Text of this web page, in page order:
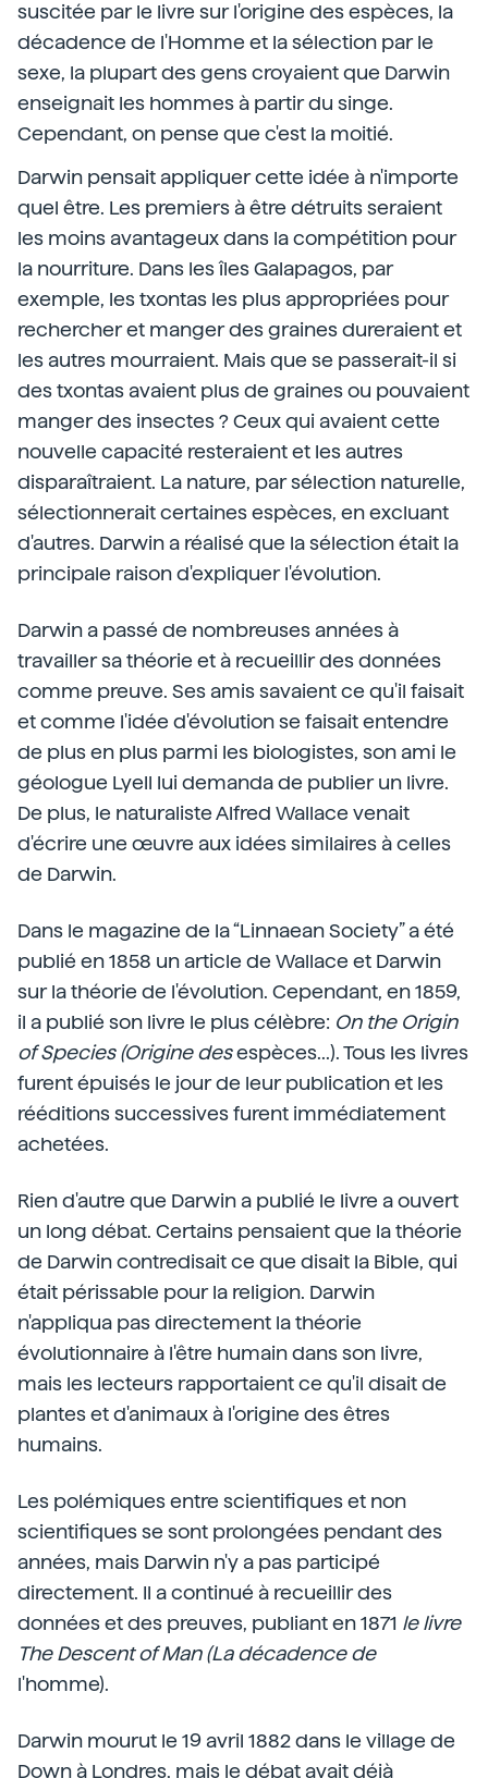
suscitée par le livre sur l'origine des espèces, la
décadence de l'Homme et la sélection par le
sexe, la plupart des gens croyaient que Darwin
enseignait les hommes à partir du singe.
Cependant, on pense que c'est la moitié.
Darwin pensait appliquer cette idée à n'importe
quel être. Les premiers à être détruits seraient
les moins avantageux dans la compétition pour
la nourriture. Dans les îles Galapagos, par
exemple, les txontas les plus appropriées pour
rechercher et manger des graines dureraient et
les autres mourraient. Mais que se passerait-il si
des txontas avaient plus de graines ou pouvaient
manger des insectes ? Ceux qui avaient cette
nouvelle capacité resteraient et les autres
disparaîtraient. La nature, par sélection naturelle,
sélectionnerait certaines espèces, en excluant
d'autres. Darwin a réalisé que la sélection était la
principale raison d'expliquer l'évolution.
Darwin a passé de nombreuses années à
travailler sa théorie et à recueillir des données
comme preuve. Ses amis savaient ce qu'il faisait
et comme l'idée d'évolution se faisait entendre
de plus en plus parmi les biologistes, son ami le
géologue Lyell lui demanda de publier un livre.
De plus, le naturaliste Alfred Wallace venait
d'écrire une œuvre aux idées similaires à celles
de Darwin.
Dans le magazine de la “Linnaean Society” a été
publié en 1858 un article de Wallace et Darwin
sur la théorie de l'évolution. Cependant, en 1859,
il a publié son livre le plus célèbre: On the Origin
of Species (Origine desespèces...). Tous les livres
furent épuisés le jour de leur publication et les
rééditions successives furent immédiatement
achetées.
Rien d'autre que Darwin a publié le livre a ouvert
un long débat. Certains pensaient que la théorie
de Darwin contredisait ce que disait la Bible, qui
était périssable pour la religion. Darwin
n'appliqua pas directement la théorie
évolutionnaire à l'être humain dans son livre,
mais les lecteurs rapportaient ce qu'il disait de
plantes et d'animaux à l'origine des êtres
humains.
Les polémiques entre scientifiques et non
scientifiques se sont prolongées pendant des
années, mais Darwin n'y a pas participé
directement. Il a continué à recueillir des
données et des preuves, publiant en 1871 le livre
The Descent of Man (La décadence de
l'homme).
Darwin mourut le 19 avril 1882 dans le village de
Down à Londres, mais le débat avait déjà